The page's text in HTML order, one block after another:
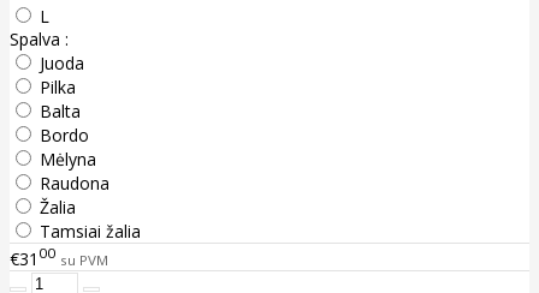
L
Spalva :
Juoda
Pilka
Balta
Bordo
Mėlyna
Raudona
Žalia
Tamsiai žalia
€31 00 su PVM